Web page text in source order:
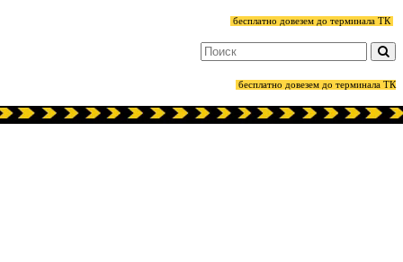
бесплатно довезем до терминала ТК
бесплатно довезем до терминала ТК